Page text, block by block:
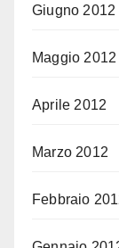
Giugno 2012
Maggio 2012
Aprile 2012
Marzo 2012
Febbraio